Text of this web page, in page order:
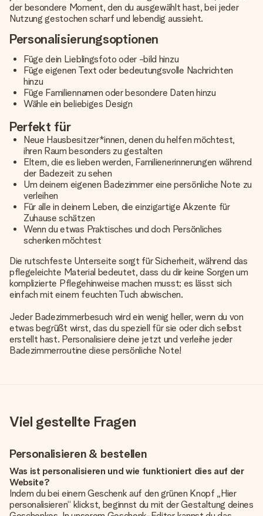
der besondere Moment, den du ausgewählt hast, bei jeder
Nutzung gestochen scharf und lebendig aussieht.
Personalisierungsoptionen
Füge dein Lieblingsfoto oder -bild hinzu
Füge eigenen Text oder bedeutungsvolle Nachrichten
hinzu
Füge Familiennamen oder besondere Daten hinzu
Wähle ein beliebiges Design
Perfekt für
Neue Hausbesitzer*innen, denen du helfen möchtest,
ihren Raum besonders zu gestalten
Eltern, die es lieben werden, Familienerinnerungen während
der Badezeit zu sehen
Um deinem eigenen Badezimmer eine persönliche Note zu
verleihen
Für alle in deinem Leben, die einzigartige Akzente für
Zuhause schätzen
Wenn du etwas Praktisches und doch Persönliches
schenken möchtest
Die rutschfeste Unterseite sorgt für Sicherheit, während das
pflegeleichte Material bedeutet, dass du dir keine Sorgen um
komplizierte Pflegehinweise machen musst; es lässt sich
einfach mit einem feuchten Tuch abwischen.
Jeder Badezimmerbesuch wird ein wenig heller, wenn du von
etwas begrüßt wirst, das du speziell für sie oder dich selbst
erstellt hast. Personalisiere deine jetzt und verleihe jeder
Badezimmerroutine diese persönliche Note!
Viel gestellte Fragen
Personalisieren & bestellen
Was ist personalisieren und wie funktioniert dies auf der
Website?
Indem du bei einem Geschenk auf den grünen Knopf „Hier
personalisieren“ klickst, beginnst du mit der Gestaltung deines